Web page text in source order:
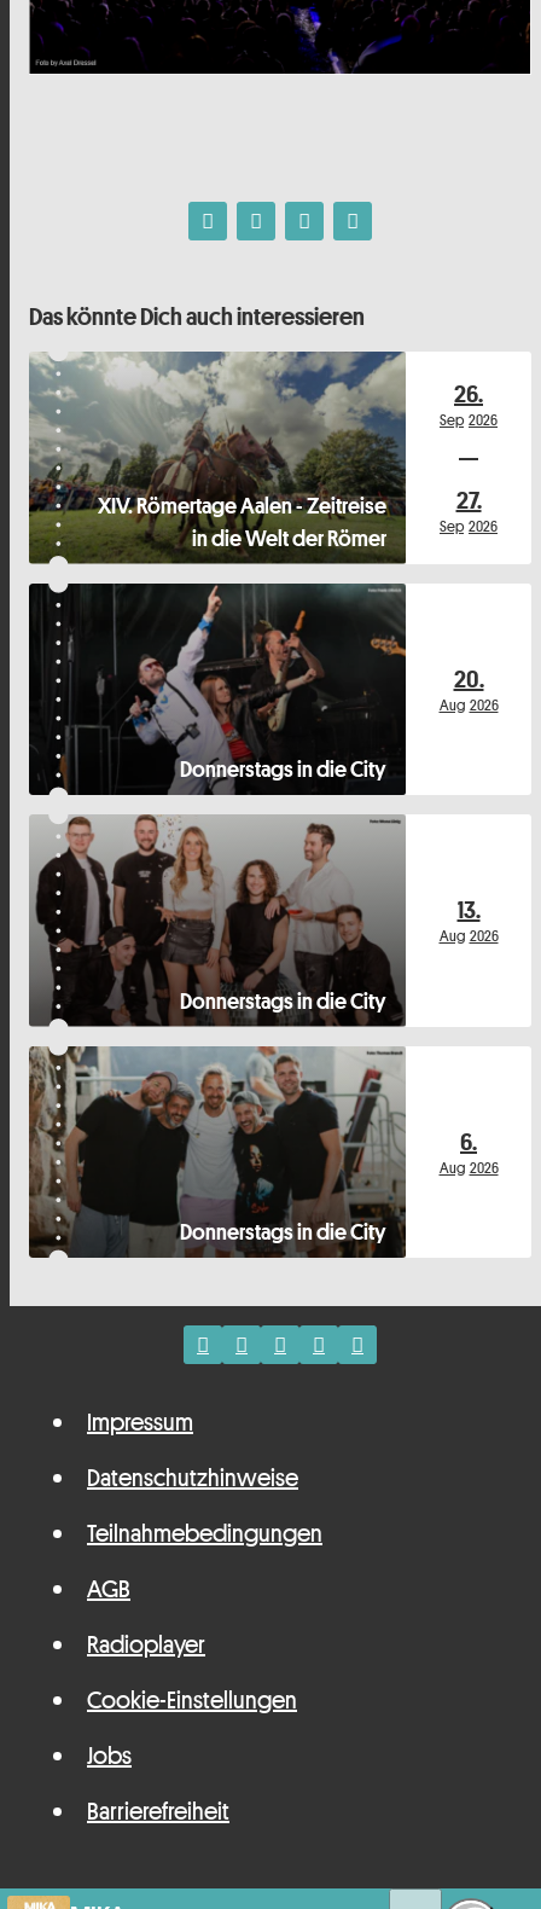
Das könnte Dich auch interessieren
XIV. Römertage Aalen - Zeitreise
in die Welt der Römer
26.
Sep 2026
27.
Sep 2026
Donnerstags in die City
20.
Aug 2026
Donnerstags in die City
13.
Aug 2026
Donnerstags in die City
6.
Aug 2026
Impressum
Datenschutzhinweise
Teilnahmebedingungen
AGB
Radioplayer
Cookie-Einstellungen
Jobs
Barrierefreiheit